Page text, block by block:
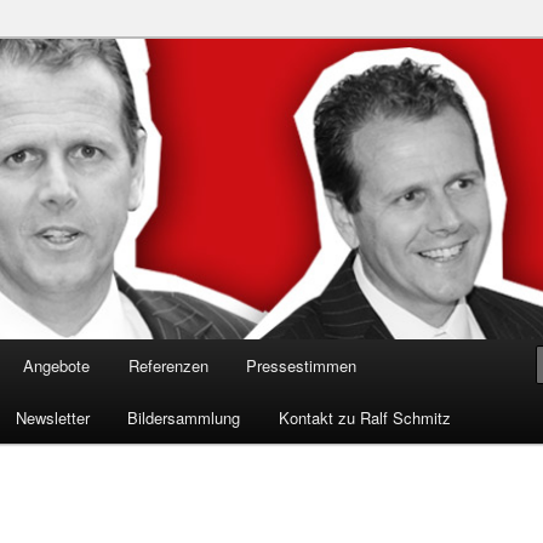
für Hackervorträge &
in die Welt der Cybersicherheit mit Ralf Schmitz. Erleben Sie Live-
& schützen Sie sich effektiv.
Angebote Referenzen Pressestimmen
Newsletter Bildersammlung Kontakt zu Ralf Schmitz